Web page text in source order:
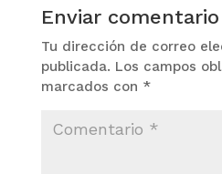
Enviar comentario
Tu dirección de correo
publicada. Los campos
marcados con *